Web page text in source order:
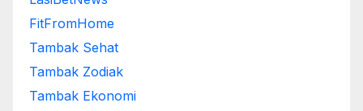
FitFromHome
Tambak Sehat
Tambak Zodiak
Tambak Ekonomi